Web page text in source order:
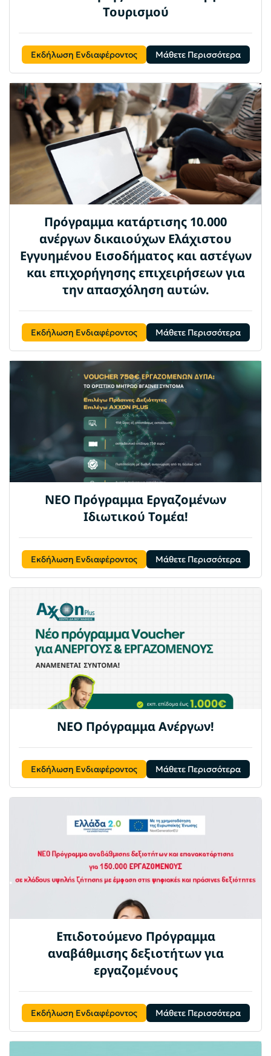
Τουρισμού
Εκδήλωση Ενδιαφέροντος Μάθετε Περισσότερα
Πρόγραμμα κατάρτισης 10.000
ανέργων δικαιούχων Ελάχιστου
Εγγυημένου Εισοδήματος και αστέγων
και επιχορήγησης επιχειρήσεων για
την απασχόληση αυτών.
Εκδήλωση Ενδιαφέροντος Μάθετε Περισσότερα
ΝΕΟ Πρόγραμμα Εργαζομένων
Ιδιωτικού Τομέα!
Εκδήλωση Ενδιαφέροντος Μάθετε Περισσότερα
ΝΕΟ Πρόγραμμα Ανέργων!
Εκδήλωση Ενδιαφέροντος Μάθετε Περισσότερα
Eπιδοτούμενο Πρόγραμμα
αναβάθμισης δεξιοτήτων για
εργαζομένους
Εκδήλωση Ενδιαφέροντος Μάθετε Περισσότερα